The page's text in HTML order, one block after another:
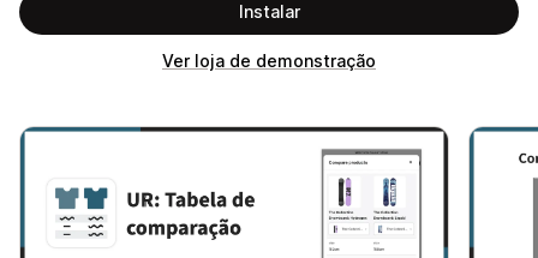
Instalar
Ver loja de demonstração